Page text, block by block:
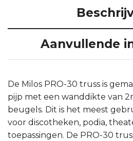
Aanvullende
De Milos PRO-30 truss is
pijp met een wanddikte van
beugels. Dit is het meest
voor discotheken, podia,
toepassingen. De PRO-30